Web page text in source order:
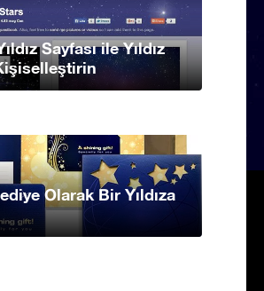
Sayfası ile Yıldız
Olarak Bir Yıldıza